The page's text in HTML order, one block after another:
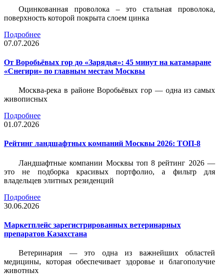
Оцинкованная проволока – это стальная проволока,
поверхность которой покрыта слоем цинка
Подробнее
07.07.2026
От Воробьёвых гор до «Зарядья»: 45 минут на катамаране
«Снегири» по главным местам Москвы
Москва-река в районе Воробьёвых гор — одна из самых
живописных
Подробнее
01.07.2026
Рейтинг ландшафтных компаний Москвы 2026: ТОП-8
Ландшафтные компании Москвы топ 8 рейтинг 2026 —
это не подборка красивых портфолио, а фильтр для
владельцев элитных резиденций
Подробнее
30.06.2026
Маркетплейс зарегистрированных ветеринарных
препаратов Казахстана
Ветеринария — это одна из важнейших областей
медицины, которая обеспечивает здоровье и благополучие
животных